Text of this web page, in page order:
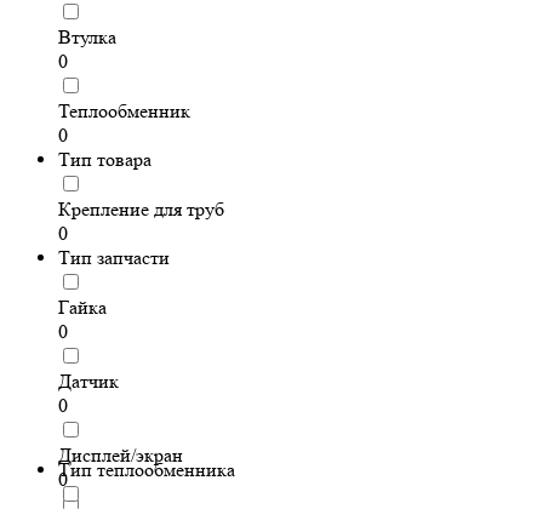
Втулка
0
Теплообменник
0
Тип товара
Крепление для труб
0
Тип запчасти
Гайка
0
Датчик
0
Дисплей/экран
0
Тип теплообменника